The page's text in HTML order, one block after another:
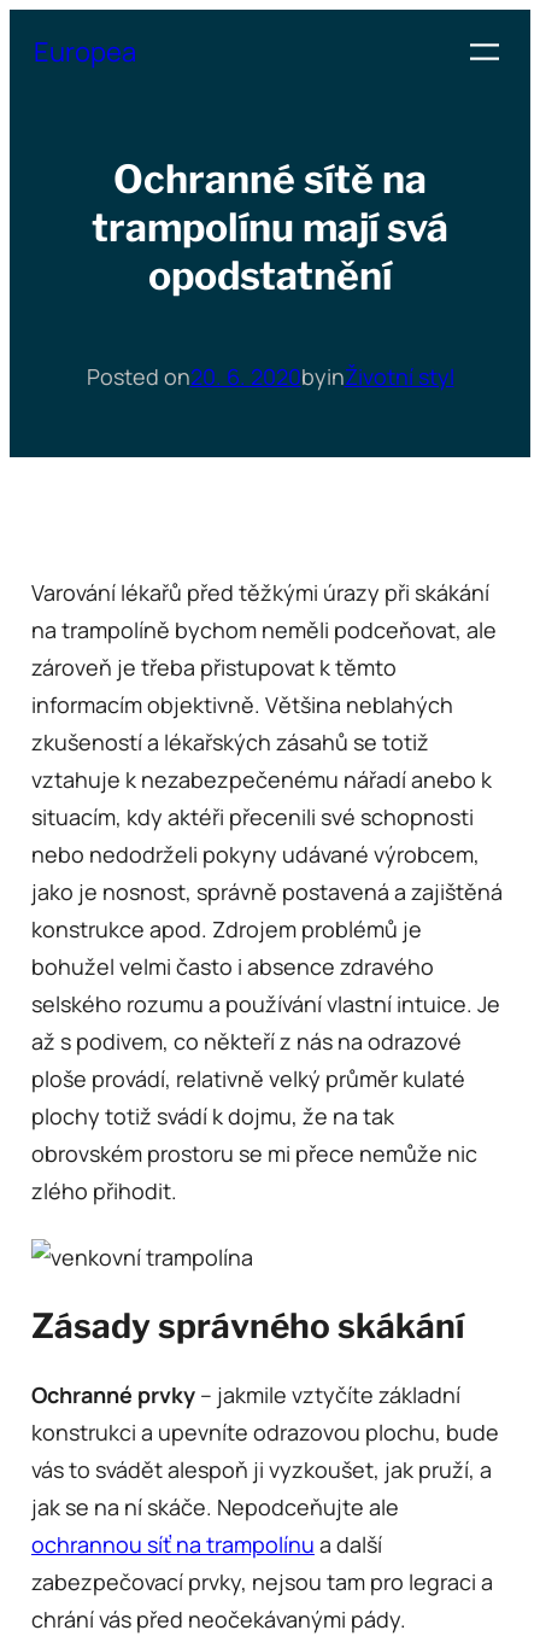
Europea
Ochranné sítě na
trampolínu mají svá
opodstatnění
Posted on20. 6. 2020byinŽivotní styl
Varování lékařů před těžkými úrazy při skákání
na trampolíně bychom neměli podceňovat, ale
zároveň je třeba přistupovat k těmto
informacím objektivně. Většina neblahých
zkušeností a lékařských zásahů se totiž
vztahuje k nezabezpečenému nářadí anebo k
situacím, kdy aktéři přecenili své schopnosti
nebo nedodrželi pokyny udávané výrobcem,
jako je nosnost, správně postavená a zajištěná
konstrukce apod. Zdrojem problémů je
bohužel velmi často i absence zdravého
selského rozumu a používání vlastní intuice. Je
až s podivem, co někteří z nás na odrazové
ploše provádí, relativně velký průměr kulaté
plochy totiž svádí k dojmu, že na tak
obrovském prostoru se mi přece nemůže nic
zlého přihodit.
Zásady správného skákání
Ochranné prvky– jakmile vztyčíte základní
konstrukci a upevníte odrazovou plochu, bude
vás to svádět alespoň ji vyzkoušet, jak pruží, a
jak se na ní skáče. Nepodceňujte ale
ochrannou síť na trampolínu a další
zabezpečovací prvky, nejsou tam pro legraci a
chrání vás před neočekávanými pády.